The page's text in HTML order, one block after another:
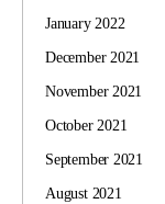
January 2022
December 2021
November 2021
October 2021
September 2021
August 2021